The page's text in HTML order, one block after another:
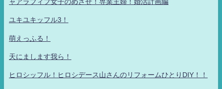
ユキユキッフル3！
萌えっふる！
天にまします我ら！
ヒロシッフル！ヒロシデース山さんのリフォームひとりDIY！！